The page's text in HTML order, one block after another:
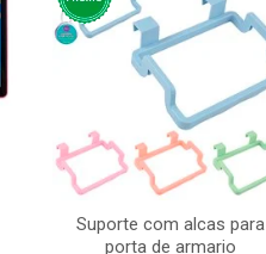
Suporte com alcas para
porta de armario